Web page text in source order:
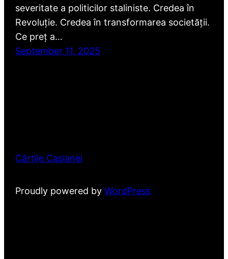
severitate a politicilor staliniste. Credea în
Revoluție. Credea în transformarea societății.
Ce preț a…
September 11, 2025
Cărțile Casianei
Proudly powered byWordPress